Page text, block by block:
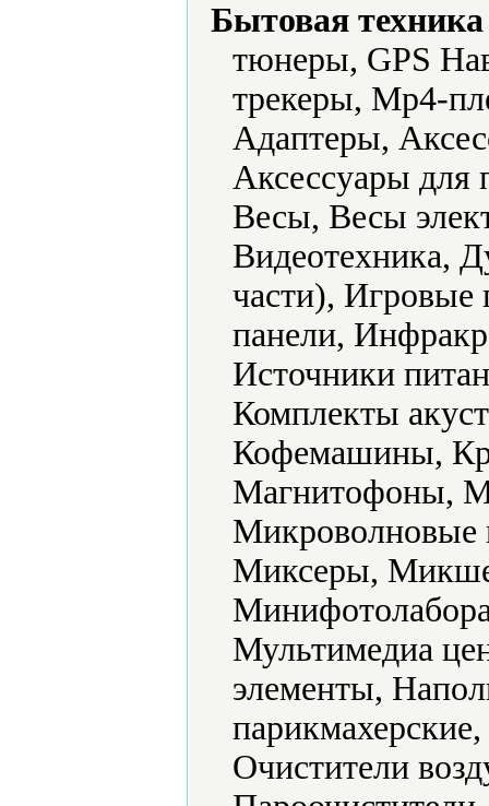
Бытовая
тюнеры, GPS
трекеры, Mp4-
Адаптеры,
Аксессуары для
Весы, Весы
Видеотехника,
части), Игровые
панели,
Источники
Комплекты
Кофемашины,
Магнитофоны,
Миксеры,
Мультимедиа
элементы,
Очистители